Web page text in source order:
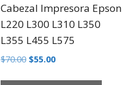
Cabezal Impresora Epson
L220 L300 L310 L350
L355 L455 L575
$70.00 $55.00